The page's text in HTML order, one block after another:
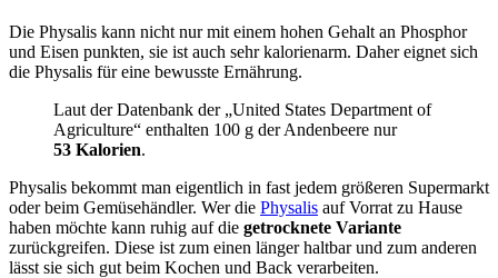
Die Physalis kann nicht nur mit einem hohen Gehalt an Phosphor
und Eisen punkten, sie ist auch sehr kalorienarm. Daher eignet sich
die Physalis für eine bewusste Ernährung.
Laut der Datenbank der „United States Department of
Agriculture“ enthalten 100 g der Andenbeere nur
53 Kalorien.
Physalis bekommt man eigentlich in fast jedem größeren Supermarkt
oder beim Gemüsehändler. Wer die Physalis auf Vorrat zu Hause
haben möchte kann ruhig auf die getrocknete Variante
zurückgreifen. Diese ist zum einen länger haltbar und zum anderen
lässt sie sich gut beim Kochen und Back verarbeiten.